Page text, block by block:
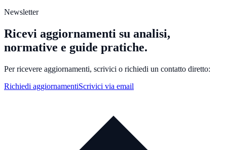
Newsletter
Ricevi aggiornamenti su analisi,
normative e guide pratiche.
Per ricevere aggiornamenti, scrivici o richiedi un contatto diretto:
Richiedi aggiornamentiScrivici via email